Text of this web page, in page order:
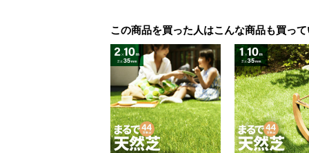
この商品を買った人はこんな商品も買っ